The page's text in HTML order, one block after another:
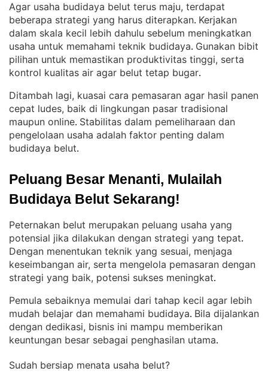
Agar usaha budidaya belut terus maju, terdapat
beberapa strategi yang harus diterapkan. Kerjakan
dalam skala kecil lebih dahulu sebelum meningkatkan
usaha untuk memahami teknik budidaya. Gunakan bibit
pilihan untuk memastikan produktivitas tinggi, serta
kontrol kualitas air agar belut tetap bugar.
Ditambah lagi, kuasai cara pemasaran agar hasil panen
cepat ludes, baik di lingkungan pasar tradisional
maupun online. Stabilitas dalam pemeliharaan dan
pengelolaan usaha adalah faktor penting dalam
budidaya belut.
Peluang Besar Menanti, Mulailah
Budidaya Belut Sekarang!
Peternakan belut merupakan peluang usaha yang
potensial jika dilakukan dengan strategi yang tepat
Dengan menentukan teknik yang sesuai, menjaga
keseimbangan air, serta mengelola pemasaran dengan
strategi yang baik, potensi sukses meningkat.
Pemula sebaiknya memulai dari tahap kecil agar lebih
mudah belajar dan memahami budidaya. Bila dijalankan
dengan dedikasi, bisnis ini mampu memberikan
keuntungan besar sebagai penghasilan utama.
Sudah bersiap menata usaha belut?